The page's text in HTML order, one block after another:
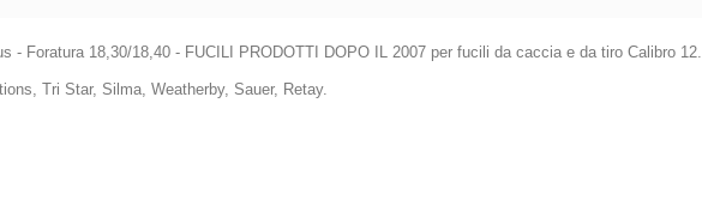
- Foratura 18,30/18,40 - FUCILI PRODOTTI DOPO IL 2007 per fucili da caccia e da tiro Calibro 12.
Tri Star, Silma, Weatherby, Sauer, Retay.